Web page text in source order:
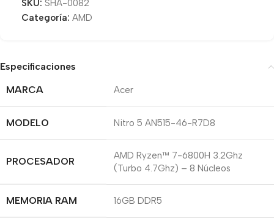
SKU: SHA-0082
Categoría: AMD
Especificaciones
MARCA
Acer
MODELO Nitro 5 AN515-46-R7D8
PROCESADOR
AMD Ryzen™ 7-6800H 3.2Ghz
(Turbo 4.7Ghz) – 8 Núcleos
MEMORIA RAM 16GB DDR5